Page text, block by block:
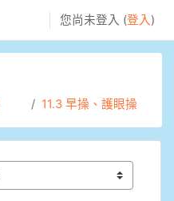
您尚未登入 (登入 )
11.3 早操、護眼操